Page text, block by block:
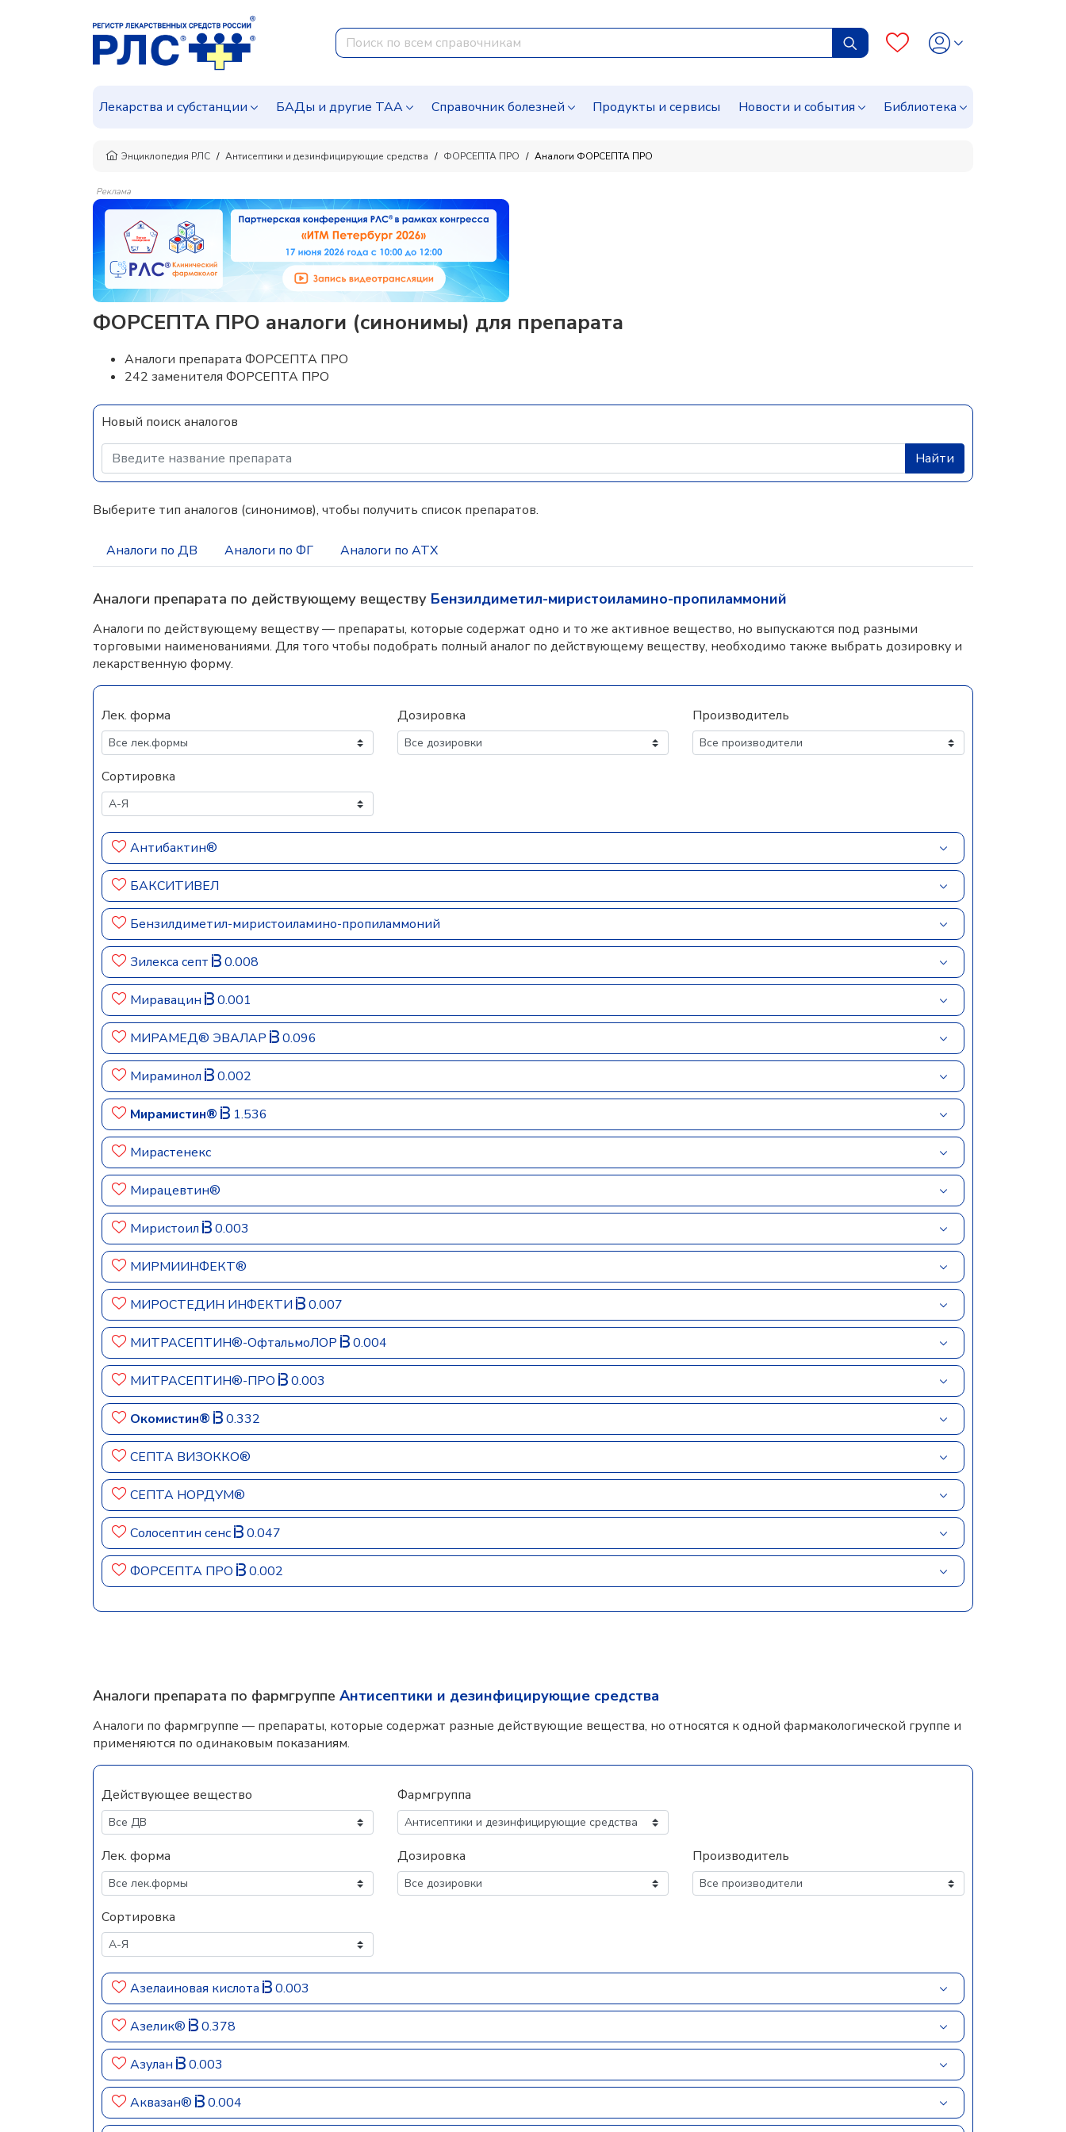
Лекарства и субстанции БАДы и другие ТАА Справочник болезней Продукты и сервисы Новости и события Библиотека
Энциклопедия РЛС Антисептики и дезинфицирующие средства ФОРСЕПТА ПРО Аналоги ФОРСЕПТА ПРО
Реклама
ФОРСЕПТА ПРО аналоги (синонимы) для препарата
Аналоги препарата ФОРСЕПТА ПРО
242 заменителя ФОРСЕПТА ПРО
Новый поиск аналогов
Найти
Выберите тип аналогов (синонимов), чтобы получить список препаратов.
Аналоги по ДВ Аналоги по ФГ Аналоги по АТХ
Аналоги препарата по действующему веществу Бензилдиметил-миристоиламино-пропиламмоний
Аналоги по действующему веществу — препараты, которые содержат одно и то же активное вещество, но выпускаются под разными
торговыми наименованиями. Для того чтобы подобрать полный аналог по действующему веществу, необходимо также выбрать дозировку и
лекарственную форму.
Лек. форма Дозировка Производитель
Сортировка
Антибактин®
БАКСИТИВЕЛ
Бензилдиметил-миристоиламино-пропиламмоний
Зилекса септ 0.008
Миравацин 0.001
МИРАМЕД® ЭВАЛАР 0.096
Мираминол 0.002
Мирамистин® 1.536
Мирастенекс
Мирацевтин®
Миристоил 0.003
МИРМИИНФЕКТ®
МИРОСТЕДИН ИНФЕКТИ 0.007
МИТРАСЕПТИН®-ОфтальмоЛОР 0.004
МИТРАСЕПТИН®-ПРО 0.003
Окомистин® 0.332
СЕПТА ВИЗОККО®
СЕПТА НОРДУМ®
Солосептин сенс 0.047
ФОРСЕПТА ПРО 0.002
Аналоги препарата по фармгруппе Антисептики и дезинфицирующие средства
Аналоги по фармгруппе — препараты, которые содержат разные действующие вещества, но относятся к одной фармакологической группе и
применяются по одинаковым показаниям.
Действующее вещество Фармгруппа
Лек. форма Дозировка Производитель
Сортировка
Азелаиновая кислота 0.003
Азелик® 0.378
Азулан 0.003
Аквазан® 0.004